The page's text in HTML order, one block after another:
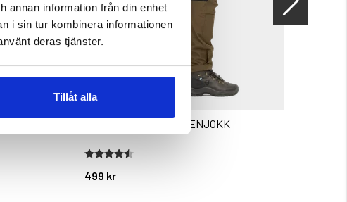
annan information från din enhet
i sin tur kombinera informationen
deras tjänster.
Tillåt alla
FRILUFTSBYXA STEKENJOKK
499 kr
Betyg:
4.3 utav 5 stjärnor